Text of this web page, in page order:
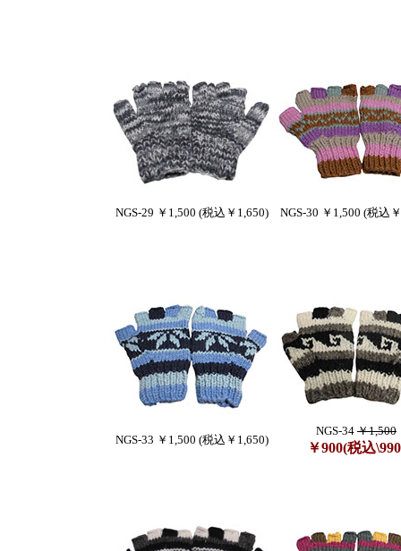
NGS-29 ￥1,500 (税込￥1,650) NGS-30 ￥1,500 (税込
NGS-33 ￥1,500 (税込￥1,650)
NGS-34 ￥1,500
￥900(税込